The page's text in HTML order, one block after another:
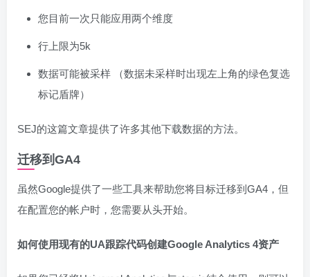
您目前一次只能应用两个维度
行上限为5k
数据可能被采样 （数据未采样时出现左上角的绿色复选
标记盾牌）
SEJ的这篇文章提供了许多其他下载数据的方法。
迁移到GA4
虽然Google提供了一些工具来帮助您将目标迁移到GA4，但
在配置您的帐户时，您需要从头开始。
如何使用现有的UA跟踪代码创建Google Analytics 4资产